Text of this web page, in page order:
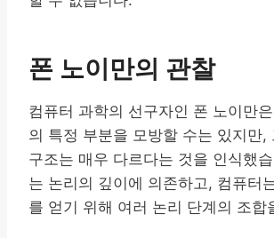
폰 노이만의 관찰
컴퓨터 과학의 선구자인 폰 노이만
의 특정 부분을 모방할 수는 있지만,
구조는 매우 다르다는 것을 인식했
는 논리의 깊이에 의존하고, 컴퓨터
를 얻기 위해 여러 논리 단계의 조합